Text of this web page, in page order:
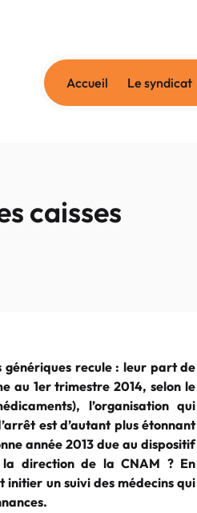
Accueil Le syndicat
caisses
recule : leur part de
au 1er trimestre 2014, selon le
l’organisation qui
est d’autant plus étonnant
année 2013 due au dispositif
direction de la CNAM ? En
initier un suivi des médecins qui